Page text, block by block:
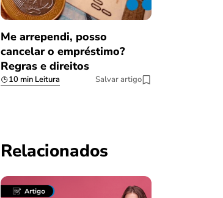
Me arrependi, posso
cancelar o empréstimo?
Regras e direitos
10 min Leitura Salvar artigo
Relacionados